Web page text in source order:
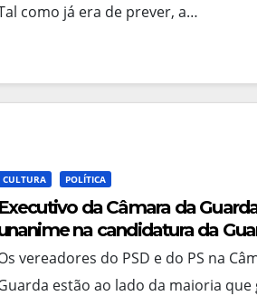
como já era de prever, a…
CULTURA POLÍTICA
Executivo da Câmara da
na candidatura da
portuguesa da Cultura
2028
vereadores do PSD e do PS na
estão ao lado da maioria que